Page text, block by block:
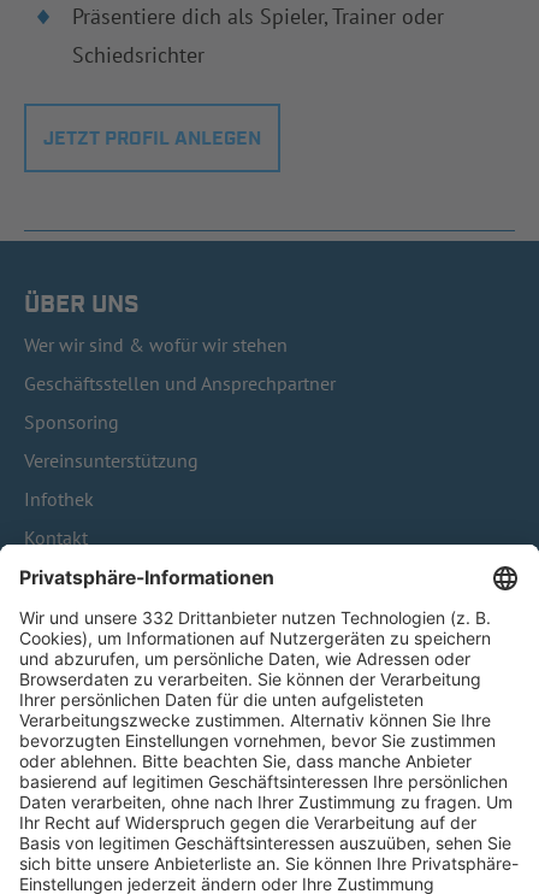
Präsentiere dich als Spieler, Trainer oder
Schiedsrichter
JETZT PROFIL ANLEGEN
ÜBER UNS
Wer wir sind & wofür wir stehen
Geschäftsstellen und Ansprechpartner
Sponsoring
Vereinsunterstützung
Infothek
Kontakt
HÄUFIG BESUCHTE SEITEN
Pässe und Vereinswechsel
Trainerausbildung
Schulungsangebot Vereinsmitarbeiter
BFV-Geschäftsstellen
Trainerbörse
Login SpielPlus